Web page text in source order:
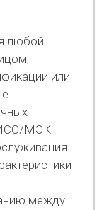
любой
или
ИСО/МЭК
между